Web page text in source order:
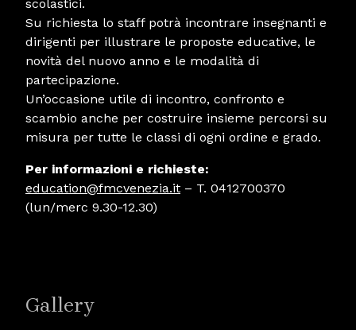
scolastici.
Su richiesta lo staff potrà incontrare insegnanti e
dirigenti per illustrare le proposte educative, le
novità del nuovo anno e le modalità di
partecipazione.
Un’occasione utile di incontro, confronto e
scambio anche per costruire insieme percorsi su
misura per tutte le classi di ogni ordine e grado.
Per informazioni e richieste:
education@fmcvenezia.it – T. 0412700370
(lun/merc 9.30-12.30)
Gallery